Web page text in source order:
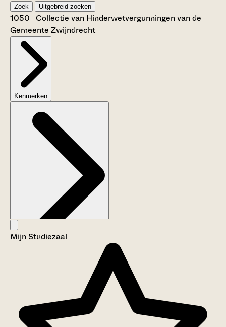
Zoek Uitgebreid zoeken
1050 Collectie van Hinderwetvergunningen van de
Gemeente Zwijndrecht
Kenmerken
Aanwijzingen voor de gebruiker
Inventaris
Mijn Studiezaal